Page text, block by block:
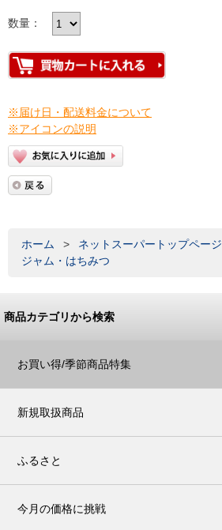
数量：
※届け日・配送料金について
※アイコンの説明
ホーム > ネットスーパートップページ
ジャム・はちみつ
商品カテゴリから検索
お買い得/季節商品特集
新規取扱商品
ふるさと
今月の価格に挑戦